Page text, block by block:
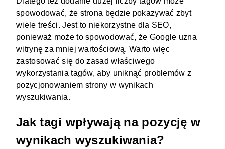
spowodować, że strona będzie pokazywać zbyt
wiele treści. Jest to niekorzystne dla SEO,
ponieważ może to spowodować, że Google uzna
witrynę za mniej wartościową. Warto więc
zastosować się do zasad właściwego
wykorzystania tagów, aby uniknąć problemów z
pozycjonowaniem strony w wynikach
wyszukiwania.
Jak tagi wpływają na pozycję w
wynikach wyszukiwania?